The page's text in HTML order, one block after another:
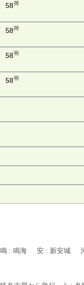
58岡
58岡
58明
58明
: 鳴海 安 : 新安城